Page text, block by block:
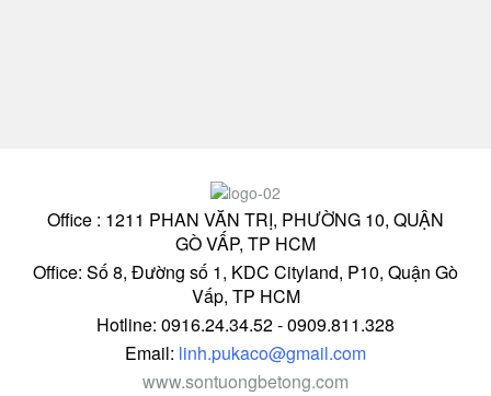
Office : 1211 PHAN VĂN TRỊ, PHƯỜNG 10, QUẬN
GÒ VẤP, TP HCM
Office: Số 8, Đường số 1, KDC Cityland, P10, Quận Gò
Vấp, TP HCM
Hotline: 0916.24.34.52 - 0909.811.328
Email: linh.pukaco@gmail.com
www.sontuongbetong.com